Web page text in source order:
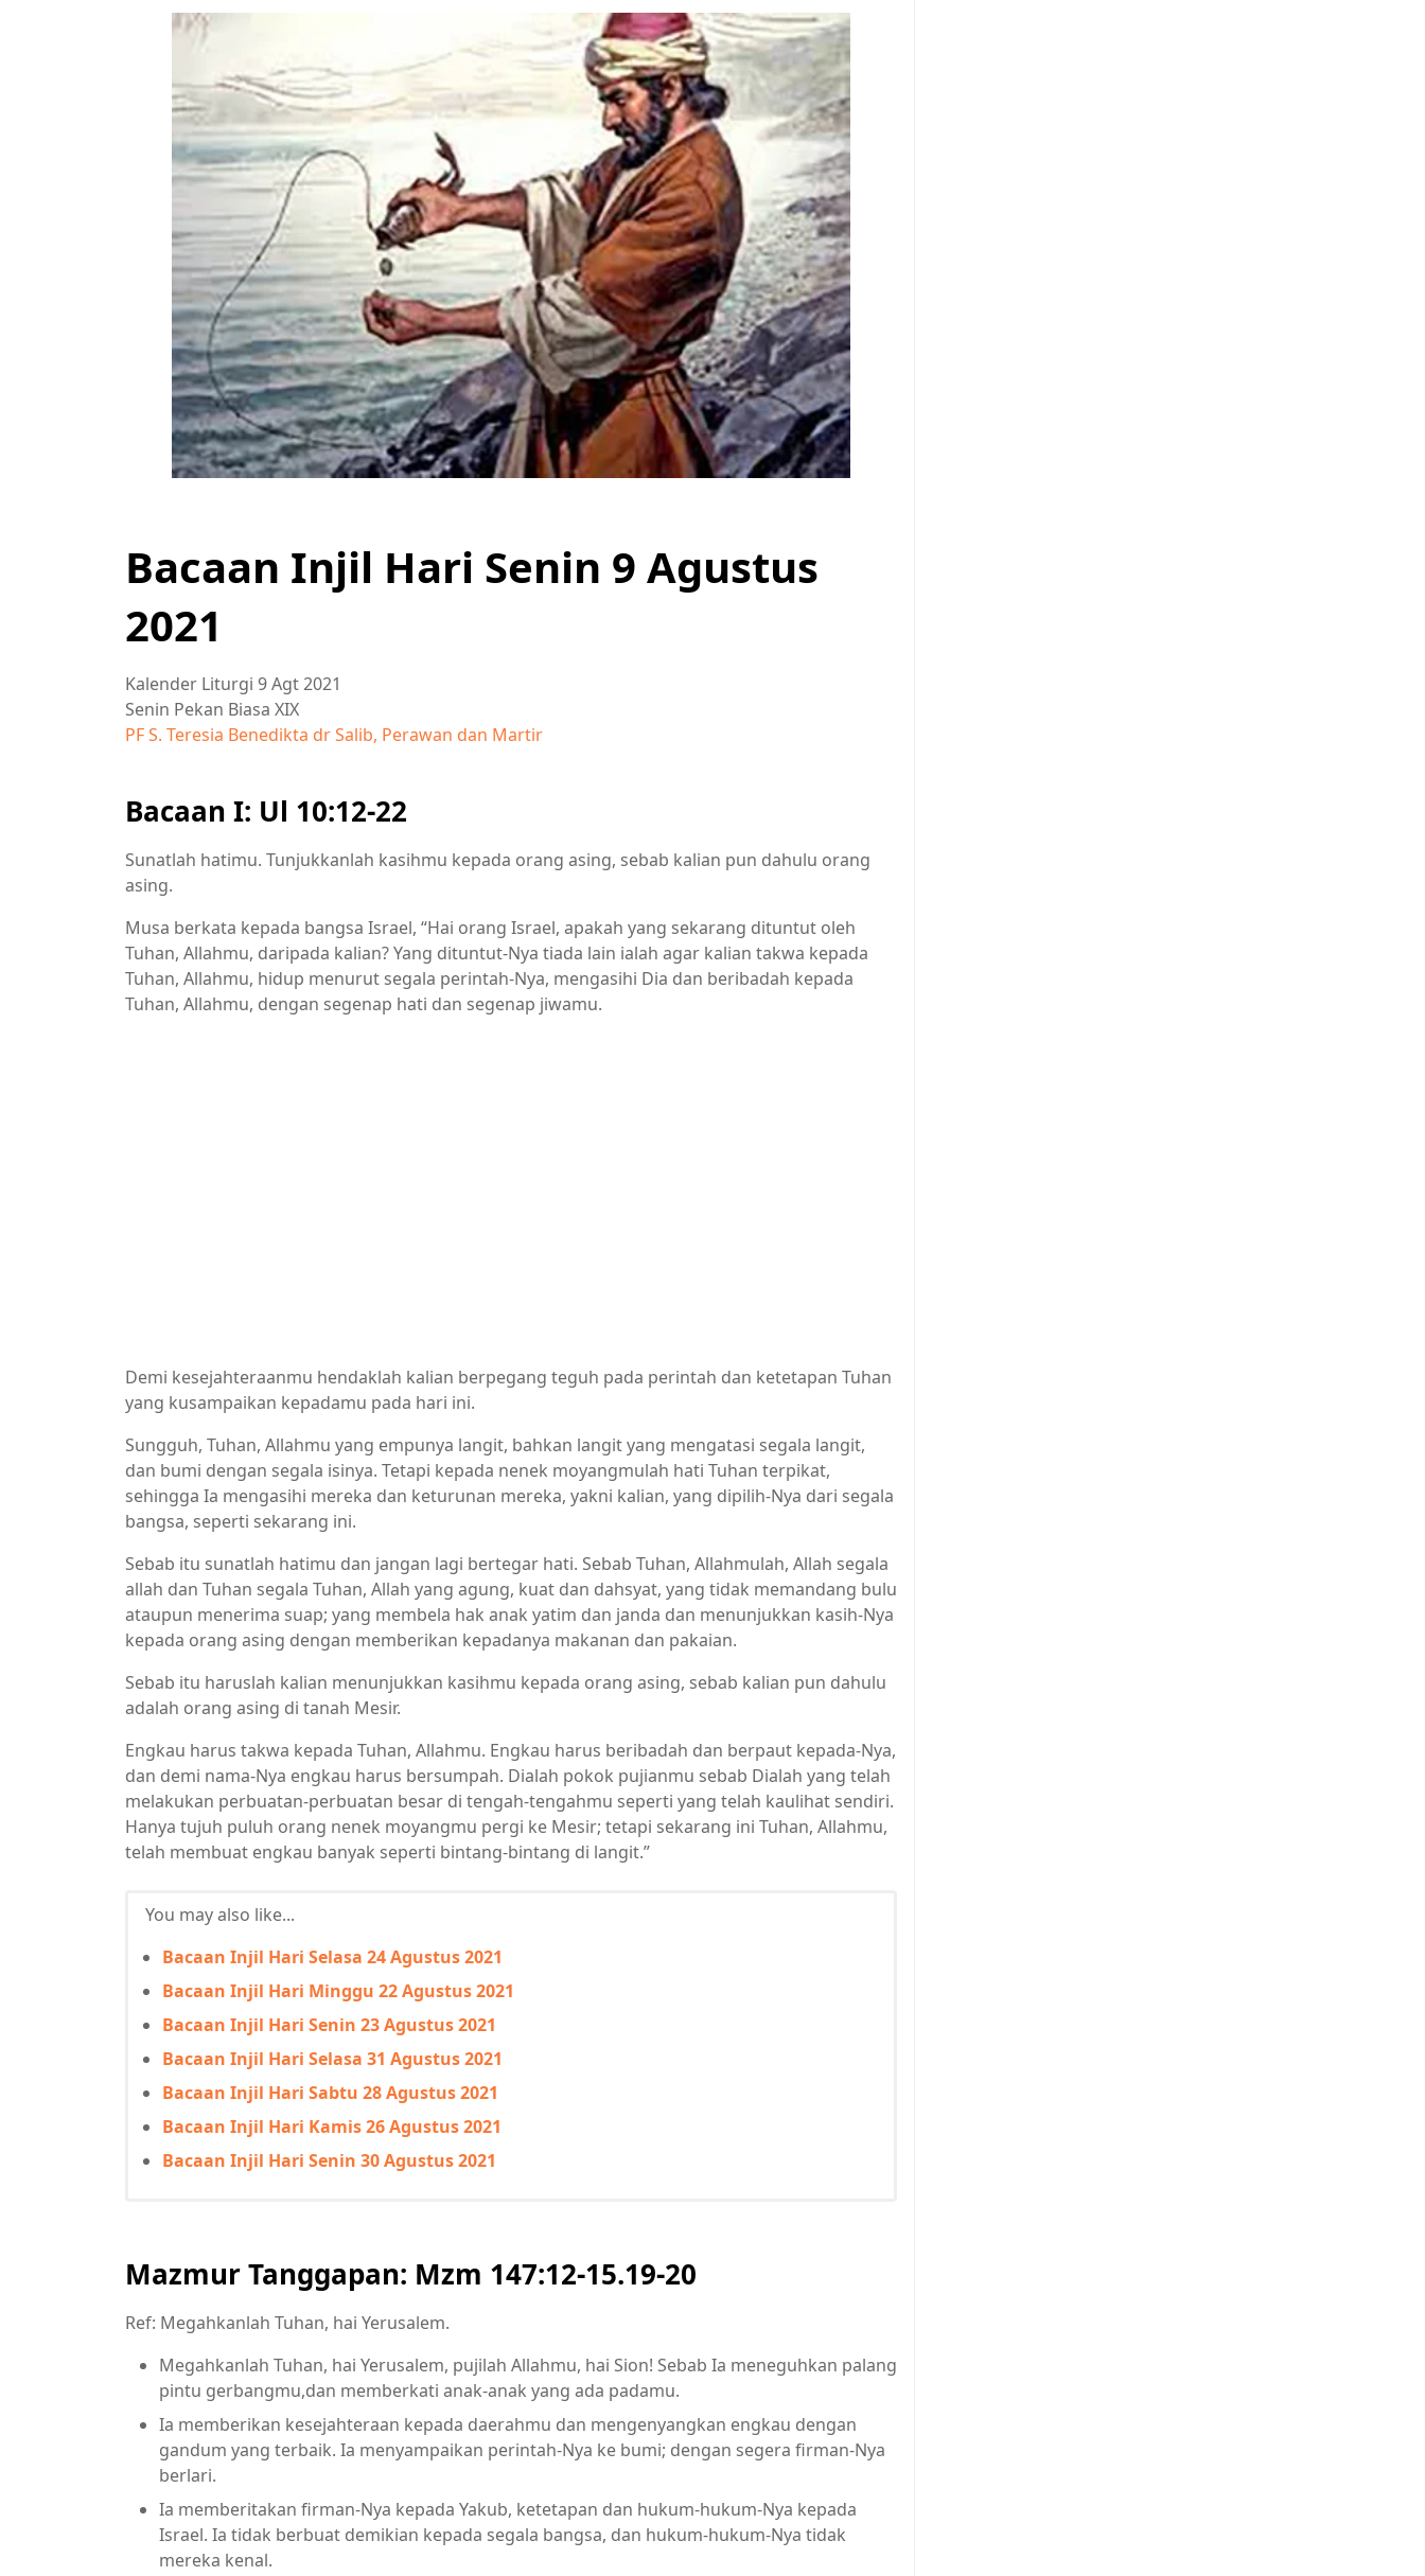
Bacaan Injil Hari Senin 9 Agustus
2021
Kalender Liturgi 9 Agt 2021
Senin Pekan Biasa XIX
PF S. Teresia Benedikta dr Salib, Perawan dan Martir
Bacaan I: Ul 10:12-22
Sunatlah hatimu. Tunjukkanlah kasihmu kepada orang asing, sebab kalian pun dahulu orang
asing.
Musa berkata kepada bangsa Israel, “Hai orang Israel, apakah yang sekarang dituntut oleh
Tuhan, Allahmu, daripada kalian? Yang dituntut-Nya tiada lain ialah agar kalian takwa kepada
Tuhan, Allahmu, hidup menurut segala perintah-Nya, mengasihi Dia dan beribadah kepada
Tuhan, Allahmu, dengan segenap hati dan segenap jiwamu.
Demi kesejahteraanmu hendaklah kalian berpegang teguh pada perintah dan ketetapan Tuhan
yang kusampaikan kepadamu pada hari ini.
Sungguh, Tuhan, Allahmu yang empunya langit, bahkan langit yang mengatasi segala langit,
dan bumi dengan segala isinya. Tetapi kepada nenek moyangmulah hati Tuhan terpikat,
sehingga Ia mengasihi mereka dan keturunan mereka, yakni kalian, yang dipilih-Nya dari segala
bangsa, seperti sekarang ini.
Sebab itu sunatlah hatimu dan jangan lagi bertegar hati. Sebab Tuhan, Allahmulah, Allah segala
allah dan Tuhan segala Tuhan, Allah yang agung, kuat dan dahsyat, yang tidak memandang bulu
ataupun menerima suap; yang membela hak anak yatim dan janda dan menunjukkan kasih-Nya
kepada orang asing dengan memberikan kepadanya makanan dan pakaian.
Sebab itu haruslah kalian menunjukkan kasihmu kepada orang asing, sebab kalian pun dahulu
adalah orang asing di tanah Mesir.
Engkau harus takwa kepada Tuhan, Allahmu. Engkau harus beribadah dan berpaut kepada-Nya,
dan demi nama-Nya engkau harus bersumpah. Dialah pokok pujianmu sebab Dialah yang telah
melakukan perbuatan-perbuatan besar di tengah-tengahmu seperti yang telah kaulihat sendiri.
Hanya tujuh puluh orang nenek moyangmu pergi ke Mesir; tetapi sekarang ini Tuhan, Allahmu,
telah membuat engkau banyak seperti bintang-bintang di langit.”
You may also like...
Bacaan Injil Hari Selasa 24 Agustus 2021
Bacaan Injil Hari Minggu 22 Agustus 2021
Bacaan Injil Hari Senin 23 Agustus 2021
Bacaan Injil Hari Selasa 31 Agustus 2021
Bacaan Injil Hari Sabtu 28 Agustus 2021
Bacaan Injil Hari Kamis 26 Agustus 2021
Bacaan Injil Hari Senin 30 Agustus 2021
Mazmur Tanggapan: Mzm 147:12-15.19-20
Ref: Megahkanlah Tuhan, hai Yerusalem.
Megahkanlah Tuhan, hai Yerusalem, pujilah Allahmu, hai Sion! Sebab Ia meneguhkan palang
pintu gerbangmu,dan memberkati anak-anak yang ada padamu.
Ia memberikan kesejahteraan kepada daerahmu dan mengenyangkan engkau dengan
gandum yang terbaik. Ia menyampaikan perintah-Nya ke bumi; dengan segera firman-Nya
berlari.
Ia memberitakan firman-Nya kepada Yakub, ketetapan dan hukum-hukum-Nya kepada
Israel. Ia tidak berbuat demikian kepada segala bangsa, dan hukum-hukum-Nya tidak
mereka kenal.